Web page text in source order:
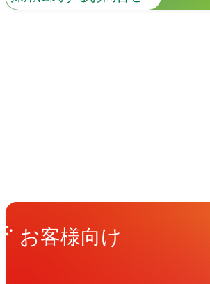
Get in Touchお問い合わせ
お客様向け